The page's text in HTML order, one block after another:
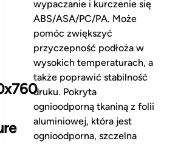
wypaczanie i kurczenie się
ABS/ASA/PC/PA. Może
pomóc zwiększyć
przyczepność podłoża w
wysokich temperaturach, a
także poprawić stabilność
druku. Pokryta
ognioodporną tkaniną z folii
aluminiowej, która jest
ognioodporna, szczelna